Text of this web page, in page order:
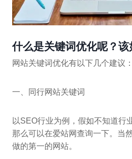
什么是关键词优化呢？该
网站关键词优化有以下几个建议：
一、同行网站关键词
以SEO行业为例，假如不知道行
那么可以在爱站网查询一下。当
做的第一的网站。